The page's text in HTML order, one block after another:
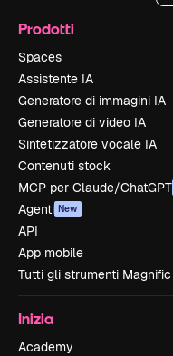
Prodotti
Spaces
Assistente IA
Generatore di immagini IA
Generatore di video IA
Sintetizzatore vocale IA
Contenuti stock
MCP per Claude/ChatGPT
Agenti New
API
App mobile
Tutti gli strumenti Magnific
Inizia
Academy